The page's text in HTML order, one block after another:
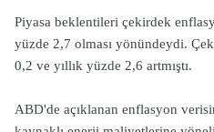
Piyasa beklentileri çekirdek
yüzde 2,7 olması yönündeydi.
0,2 ve yıllık yüzde 2,6 artmıştı.
ABD'de açıklanan enflasyon